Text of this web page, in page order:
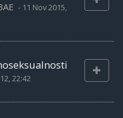
- 11 Nov 2015,
22:42